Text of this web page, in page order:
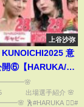
上谷沙弥
KUNOICHI2025 意
開⑥【HARUKA/松
ー/上谷沙弥/榎本樹
出場選手紹介 🌸
🕺#HARUKA 🏊‍♀️#